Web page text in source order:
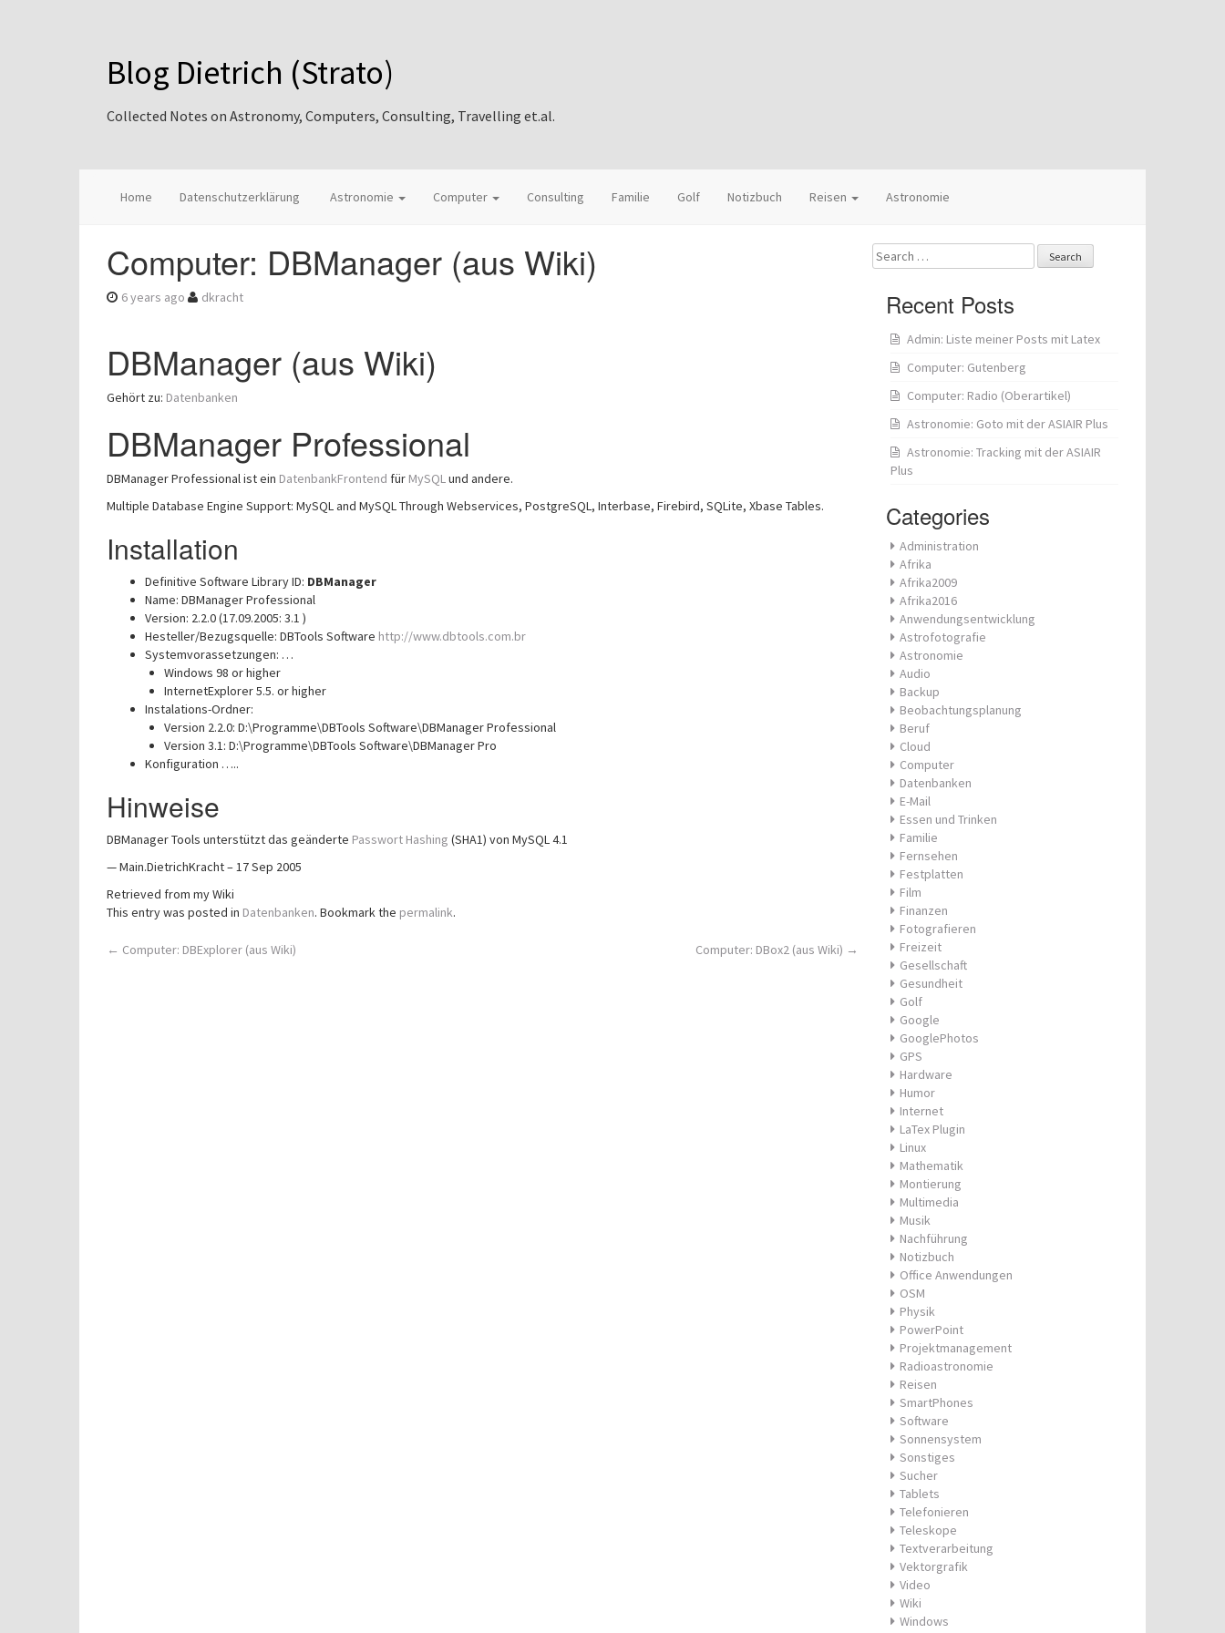
Blog Dietrich (Strato)
Collected Notes on Astronomy, Computers, Consulting, Travelling et.al.
Home Datenschutzerklärung Astronomie Computer Consulting Familie Golf Notizbuch Reisen Astronomie
Computer: DBManager (aus Wiki)
6 years ago dkracht
DBManager (aus Wiki)
Gehört zu: Datenbanken
DBManager Professional
DBManager Professional ist ein DatenbankFrontend für MySQLund andere.
Multiple Database Engine Support: MySQL and MySQL Through Webservices, PostgreSQL, Interbase, Firebird, SQLite, Xbase Tables.
Installation
Definitive Software Library ID: DBManager
Name: DBManager Professional
Version: 2.2.0 (17.09.2005: 3.1 )
Hesteller/Bezugsquelle: DBTools Software http://www.dbtools.com.br
Systemvorassetzungen: …
Windows 98 or higher
InternetExplorer 5.5. or higher
Instalations-Ordner:
Version 2.2.0: D:\Programme\DBTools Software\DBManager Professional
Version 3.1: D:\Programme\DBTools Software\DBManager Pro
Konfiguration …..
Hinweise
DBManager Tools unterstützt das geänderte Passwort Hashing (SHA1) von MySQL 4.1
— Main.DietrichKracht – 17 Sep 2005
Retrieved from my Wiki
This entry was posted in Datenbanken. Bookmark the permalink.
Post
← Computer: DBExplorer (aus Wiki) Computer: DBox2 (aus Wiki) →
Search
for:
Recent Posts
Admin: Liste meiner Posts mit Latex
Computer: Gutenberg
Computer: Radio (Oberartikel)
Astronomie: Goto mit der ASIAIR Plus
Astronomie: Tracking mit der ASIAIR
Plus
Categories
Administration
Afrika
Afrika2009
Afrika2016
Anwendungsentwicklung
Astrofotografie
Astronomie
Audio
Backup
Beobachtungsplanung
Beruf
Cloud
Computer
Datenbanken
E-Mail
Essen und Trinken
Familie
Fernsehen
Festplatten
Film
Finanzen
Fotografieren
Freizeit
Gesellschaft
Gesundheit
Golf
Google
GooglePhotos
GPS
Hardware
Humor
Internet
LaTex Plugin
Linux
Mathematik
Montierung
Multimedia
Musik
Nachführung
Notizbuch
Office Anwendungen
OSM
Physik
PowerPoint
Projektmanagement
Radioastronomie
Reisen
SmartPhones
Software
Sonnensystem
Sonstiges
Sucher
Tablets
Telefonieren
Teleskope
Textverarbeitung
Vektorgrafik
Video
Wiki
Windows